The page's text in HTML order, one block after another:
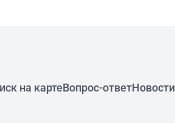
на картеВопрос-ответНовости